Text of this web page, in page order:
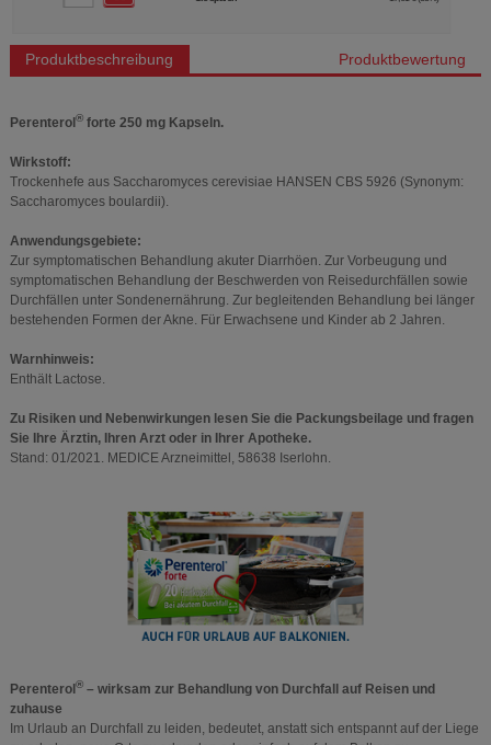
Produktbeschreibung Produktbewertung
Perenterol ®forte 250 mg Kapseln.
Wirkstoff:
Trockenhefe aus Saccharomyces cerevisiae HANSEN CBS 5926 (Synonym:
Saccharomyces boulardii).
Anwendungsgebiete:
Zur symptomatischen Behandlung akuter Diarrhöen. Zur Vorbeugung und
symptomatischen Behandlung der Beschwerden von Reisedurchfällen sowie
Durchfällen unter Sondenernährung. Zur begleitenden Behandlung bei länger
bestehenden Formen der Akne. Für Erwachsene und Kinder ab 2 Jahren.
Warnhinweis:
Enthält Lactose.
Zu Risiken und Nebenwirkungen lesen Sie die Packungsbeilage und fragen
Sie Ihre Ärztin, Ihren Arzt oder in Ihrer Apotheke.
Stand: 01/2021. MEDICE Arzneimittel, 58638 Iserlohn.
Perenterol®– wirksam zur Behandlung von Durchfall auf Reisen und
zuhause
Im Urlaub an Durchfall zu leiden, bedeutet, anstatt sich entspannt auf der Liege